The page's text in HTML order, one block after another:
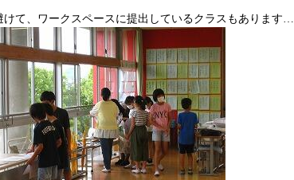
けて、ワークスペースに提出しているクラスもあります…